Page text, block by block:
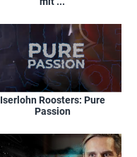
Iserlohn Roosters: Pure
Passion